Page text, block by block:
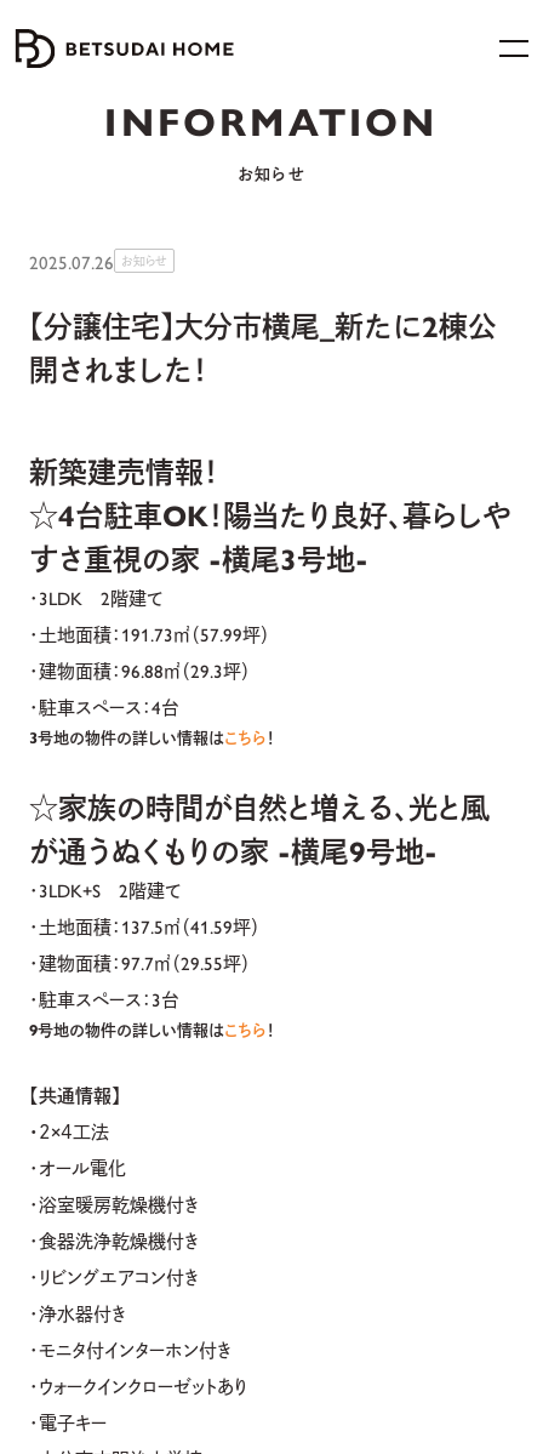
INFORMATION
お知らせ
2025.07.26 お知らせ
【分譲住宅】大分市横尾_新たに2棟公
開されました！
新築建売情報！
☆4台駐車OK！陽当たり良好、暮らしや
すさ重視の家 -横尾3号地-
・3LDK 2階建て
・土地面積：191.73㎡（57.99坪）
・建物面積：96.88㎡（29.3坪）
・駐車スペース：4台
3号地の物件の詳しい情報はこちら！
☆家族の時間が自然と増える、光と風
が通うぬくもりの家 -横尾9号地-
・3LDK+S 2階建て
・土地面積：137.5㎡（41.59坪）
・建物面積：97.7㎡（29.55坪）
・駐車スペース：3台
9号地の物件の詳しい情報はこちら！
【共通情報】
・２×４工法
・オール電化
・浴室暖房乾燥機付き
・食器洗浄乾燥機付き
・リビングエアコン付き
・浄水器付き
・モニタ付インターホン付き
・ウォークインクローゼットあり
・電子キー